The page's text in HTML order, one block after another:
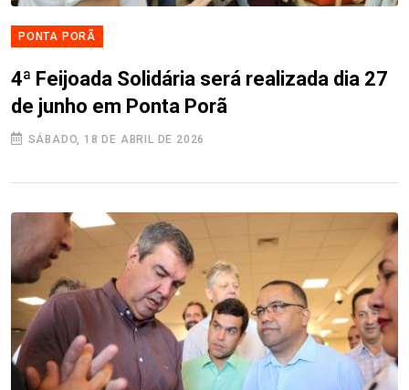
PONTA PORÃ
4ª Feijoada Solidária será realizada dia 27
de junho em Ponta Porã
SÁBADO, 18 DE ABRIL DE 2026